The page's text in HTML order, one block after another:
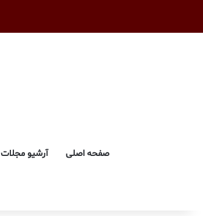
صفحه اصلی آرشیو مجلات